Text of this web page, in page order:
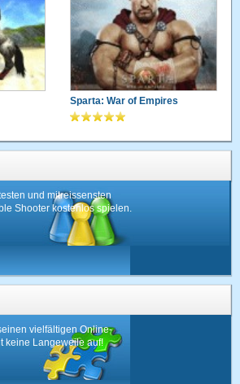
Sparta: War of Empires
und mitreissensten
Shooter kostenlos spielen.
vielfältigen Online-
keine Langeweile auf!